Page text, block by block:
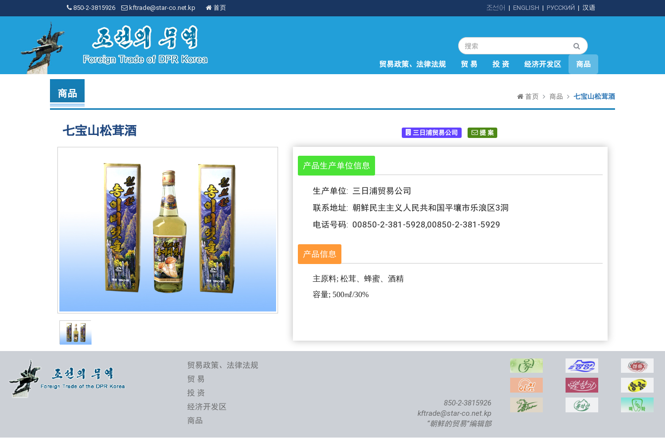
850-2-3815926 kftrade@star-co.net.kp 首页 | 汉语
| РУССКИЙ
| ENGLISH
조선어
贸易政策、法律法规 贸 易 投 资 经济开发区 商品
商品 首页 商品 七宝山松茸酒
七宝山松茸酒 三日浦贸易公司 提 案
产品生产单位信息
生产单位: 三日浦贸易公司
联系地址: 朝鲜民主主义人民共和国平壤市乐浪区3洞
电话号码: 00850-2-381-5928,00850-2-381-5929
产品信息
主原料; 松茸、蜂蜜、酒精
容量; 500㎖/30%
贸易政策、法律法规
贸 易
投 资
经济开发区
商品
850-2-3815926
kftrade@star-co.net.kp
“朝鲜的贸易”编辑部